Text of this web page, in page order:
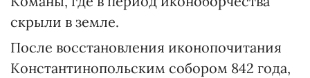
скрыли в земле.
После восстановления иконопочитания
Константинопольским собором 842 года,